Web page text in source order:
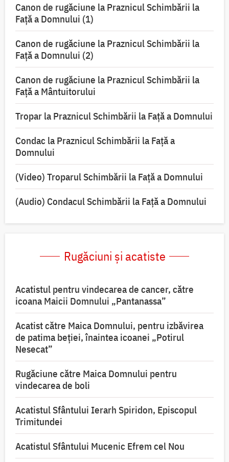
Canon de rugăciune la Praznicul Schimbării la
Faţă a Domnului (1)
Canon de rugăciune la Praznicul Schimbării la
Faţă a Domnului (2)
Canon de rugăciune la Praznicul Schimbării la
Față a Mântuitorului
Tropar la Praznicul Schimbării la Faţă a Domnului
Condac la Praznicul Schimbării la Faţă a
Domnului
(Video) Troparul Schimbării la Față a Domnului
(Audio) Condacul Schimbării la Față a Domnului
Rugăciuni și acatiste
Acatistul pentru vindecarea de cancer, către
icoana Maicii Domnului „Pantanassa”
Acatist către Maica Domnului, pentru izbăvirea
de patima beției, înaintea icoanei „Potirul
Nesecat”
Rugăciune către Maica Domnului pentru
vindecarea de boli
Acatistul Sfântului Ierarh Spiridon, Episcopul
Trimitundei
Acatistul Sfântului Mucenic Efrem cel Nou